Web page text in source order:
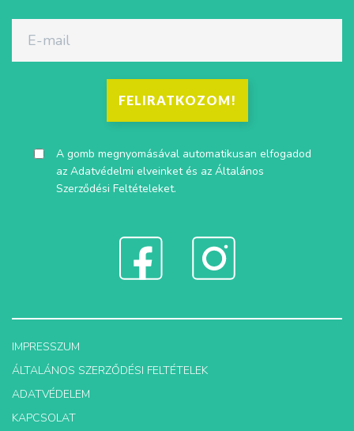
FELIRATKOZOM!
A gomb megnyomásával automatikusan elfogadod
az Adatvédelmi elveinketés az Általános
Szerződési Feltételeket.
IMPRESSZUM
ÁLTALÁNOS SZERZŐDÉSI FELTÉTELEK
ADATVÉDELEM
KAPCSOLAT